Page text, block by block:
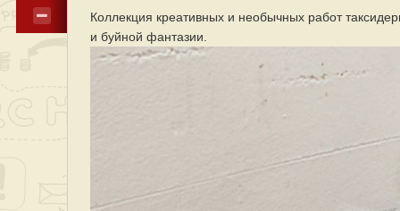
Коллекция креативных и необычных работ
и буйной фантазии.